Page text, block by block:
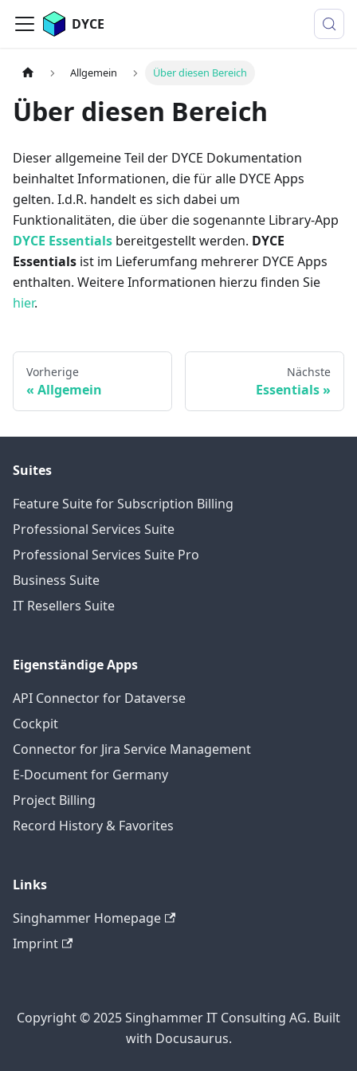
DYCE
Allgemein Über diesen Bereich
Über diesen Bereich
Dieser allgemeine Teil der DYCE Dokumentation
beinhaltet Informationen, die für alle DYCE Apps
gelten. I.d.R. handelt es sich dabei um
Funktionalitäten, die über die sogenannte Library-App
DYCE Essentials bereitgestellt werden. DYCE
Essentials ist im Lieferumfang mehrerer DYCE Apps
enthalten. Weitere Informationen hierzu finden Sie
hier.
Vorherige
Allgemein
Nächste
Essentials
Suites
Feature Suite for Subscription Billing
Professional Services Suite
Professional Services Suite Pro
Business Suite
IT Resellers Suite
Eigenständige Apps
API Connector for Dataverse
Cockpit
Connector for Jira Service Management
E-Document for Germany
Project Billing
Record History & Favorites
Links
Singhammer Homepage
Imprint
Copyright © 2025 Singhammer IT Consulting AG. Built
with Docusaurus.